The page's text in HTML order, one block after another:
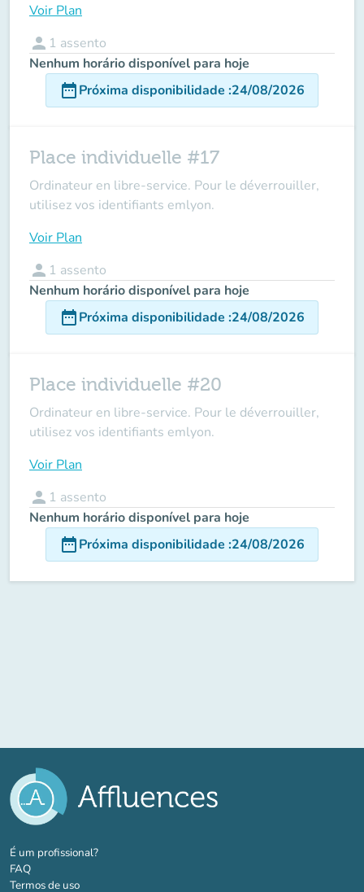
Voir Plan
person 1 assento
Nenhum horário disponível para hoje
date_rangePróxima disponibilidade :24/08/2026
Place individuelle #17
Ordinateur en libre-service. Pour le déverrouiller,
utilisez vos identifiants emlyon.
Voir Plan
person 1 assento
Nenhum horário disponível para hoje
date_rangePróxima disponibilidade :24/08/2026
Place individuelle #20
Ordinateur en libre-service. Pour le déverrouiller,
utilisez vos identifiants emlyon.
Voir Plan
person 1 assento
Nenhum horário disponível para hoje
date_rangePróxima disponibilidade :24/08/2026
É um profissional?(novo separador)
FAQ
Termos de uso